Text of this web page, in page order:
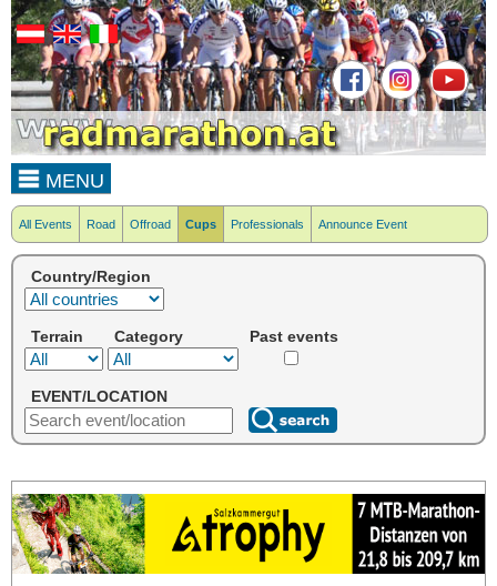
MENU
All Events Road Offroad Cups Professionals Announce Event
Country/Region
Terrain Category Past events
EVENT/LOCATION